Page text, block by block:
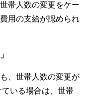
帯人数の変更をケー
用の支給が認められ
、世帯人数の変更が
いる場合は、世帯